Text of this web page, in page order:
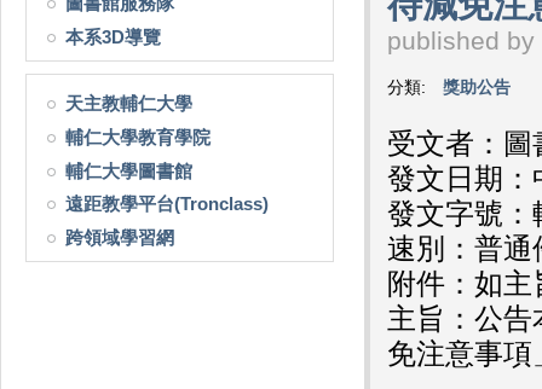
本系3D導覽
天主教輔仁大學
輔仁大學教育學院
輔仁大學圖書館
遠距教學平台(Tronclass)
跨領域學習網
published by
分類: 獎助公告
受文者：圖
發文日期：
發文字號：
速別：普通
附件：如主
主旨：公告
免注意事項